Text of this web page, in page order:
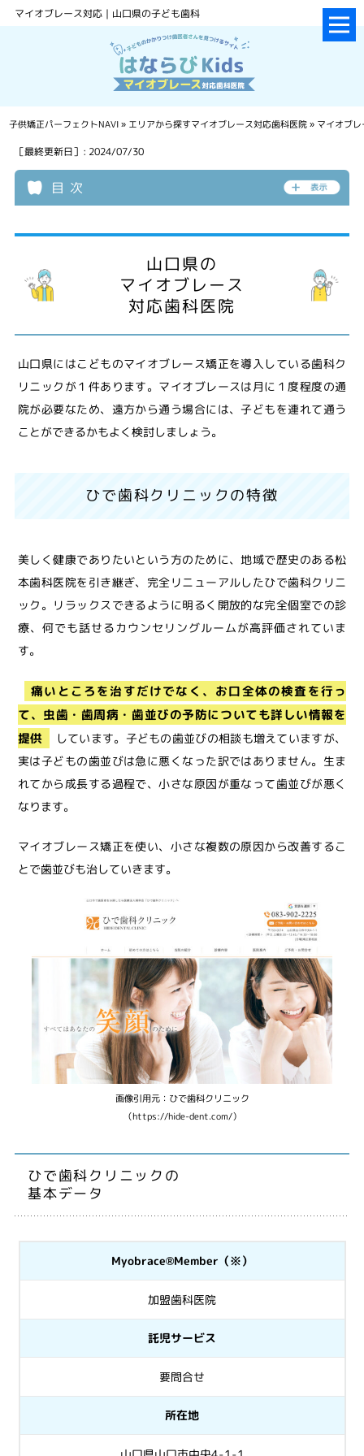
マイオブレース対応｜山口県の子ども歯科
子供矯正パーフェクトNAVI» エリアから探すマイオブレース対応歯科医院» マイオブ
［最終更新日］: 2024/07/30
目 次
山口県の
マイオブレース
対応歯科医院
山口県にはこどものマイオブレース矯正を導入している歯科ク
リニックが１件あります。マイオブレースは月に１度程度の通
院が必要なため、遠方から通う場合には、子どもを連れて通う
ことができるかもよく検討しましょう。
ひで歯科クリニックの特徴
美しく健康でありたいという方のために、地域で歴史のある松
本歯科医院を引き継ぎ、完全リニューアルしたひで歯科クリニ
ック。リラックスできるように明るく開放的な完全個室での診
療、何でも話せるカウンセリングルームが高評価されていま
す。
痛いところを治すだけでなく、お口全体の検査を行っ
て、虫歯・歯周病・歯並びの予防についても詳しい情報を
提供
しています。子どもの歯並びの相談も増えていますが、
実は子どもの歯並びは急に悪くなった訳ではありません。生ま
れてから成長する過程で、小さな原因が重なって歯並びが悪く
なります。
マイオブレース矯正を使い、小さな複数の原因から改善するこ
とで歯並びも治していきます。
画像引用元：ひで歯科クリニック
（https://hide-dent.com/）
ひで歯科クリニックの
基本データ
Myobrace®Member（※）
加盟歯科医院
託児サービス
要問合せ
所在地